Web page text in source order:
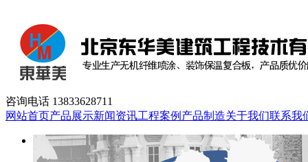
咨询电话 13833628711
网站首页产品展示新闻资讯工程案例 产品制造关于我们联系我